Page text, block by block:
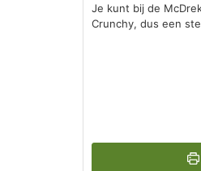
Je kunt bij de
Crunchy, dus een